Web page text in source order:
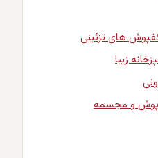
های تزئینی
زیبا
و مجسمه